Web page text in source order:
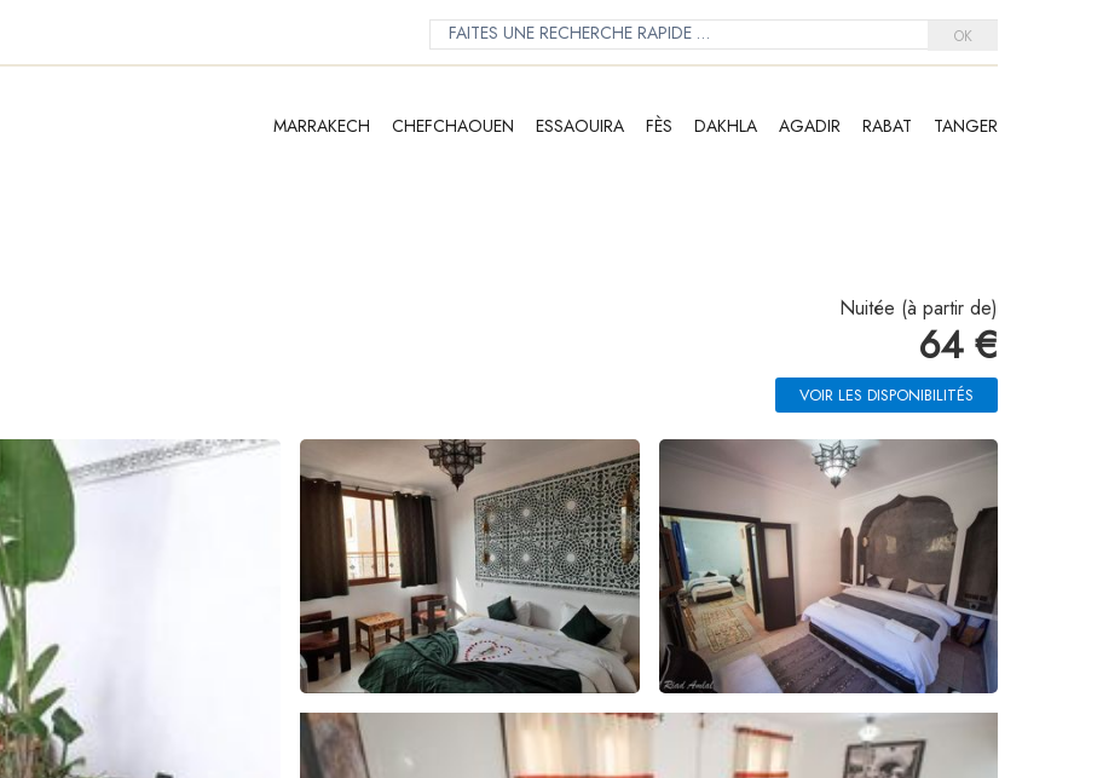
OK
MARRAKECH CHEFCHAOUEN ESSAOUIRA FÈS DAKHLA AGADIR RABAT TANGER
Nuitée (à partir de)
64 €
VOIR LES DISPONIBILITÉS